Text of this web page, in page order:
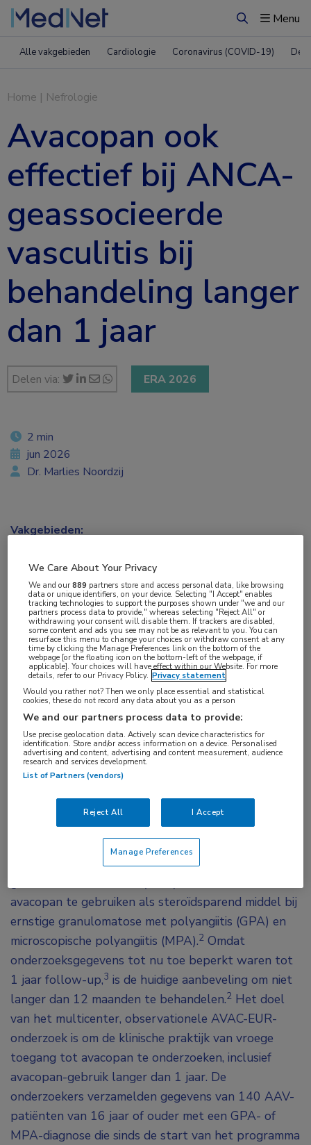
ZoekenMenu
Alle vakgebieden Cardiologie Coronavirus (COVID-19)
Home | Nefrologie
Avacopan ook
effectief bij ANCA-
geassocieerde
vasculitis bij
behandeling langer
dan 1 jaar
Delen via: ERA 2026
Uit de observationele, Europese AVAC-EUR-
studie is duidelijk geworden dat avacopan ook
langer dan 1 jaar gebruikt kan worden bij ANCA-
geassocieerde vasculitis. Langdurig gebruik ging
gepaard met een lager risico op ernstige
ziekenhuisopnamen, zo blijkt uit de ‘focused oral’
presentatie van Koen de Koning (LUMC).1
Europese behandelrichtlijnen voor ANCA-
avacopan te gebruiken als steroïdsparend middel bij
ernstige granulomatose met polyangiitis (GPA) en
microscopische polyangiitis (MPA).2 Omdat
onderzoeksgegevens tot nu toe beperkt waren tot
1 jaar follow-up,3 is de huidige aanbeveling om niet
langer dan 12 maanden te behandelen.2 Het doel
van het multicenter, observationele AVAC-EUR-
onderzoek is om de klinische praktijk van vroege
toegang tot avacopan te onderzoeken, inclusief
avacopan-gebruik langer dan 1 jaar. De
onderzoekers verzamelden gegevens van 140 AAV-
patiënten van 16 jaar of ouder met een GPA- of
MPA-diagnose die sinds de start van het programma
2 min
jun 2026
Dr. Marlies Noordzij
Vakgebieden:
Aandachtsgebieden:
Chronische nierschade
Tags:
ANCA,avacopan,nierfunctie,vasculitis
We Care About Your Privacy
We and our889 partners store and access personal data, like browsing
data or unique identifiers, on your device. Selecting "I Accept" enables
tracking technologies to support the purposes shown under "we and our
partners process data to provide," whereas selecting "Reject All" or
withdrawing your consent will disable them. If trackers are disabled,
some content and ads you see may not be as relevant to you. You can
resurface this menu to change your choices or withdraw consent at any
time by clicking the Manage Preferences link on the bottom of the
webpage [or the floating icon on the bottom-left of the webpage, if
applicable]. Your choices will have effect within our Website. For more
details, refer to our Privacy Policy. Privacy statement
Would you rather not? Then we only place essential and statistical
cookies, these do not record any data about you as a person
We and our partners process data to provide:
Use precise geolocation data. Actively scan device characteristics for
identification. Store and/or access information on a device. Personalised
advertising and content, advertising and content measurement, audience
research and services development.
List of Partners (vendors)
Reject All I Accept
Manage Preferences